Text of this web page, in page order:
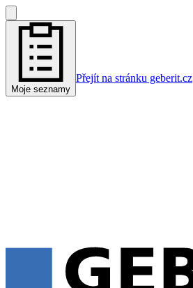
Moje seznamy
Přejít na stránku geberit.cz